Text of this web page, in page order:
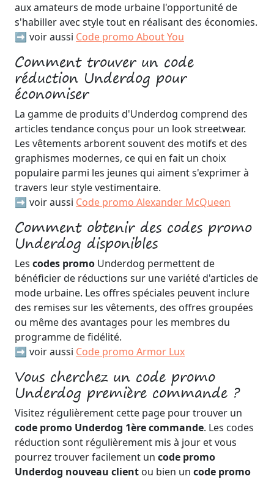
aux amateurs de mode urbaine l'opportunité de
s'habiller avec style tout en réalisant des économies.
➡️ voir aussi Code promo About You
Comment trouver un code
réduction Underdog pour
économiser
La gamme de produits d'Underdog comprend des
articles tendance conçus pour un look streetwear.
Les vêtements arborent souvent des motifs et des
graphismes modernes, ce qui en fait un choix
populaire parmi les jeunes qui aiment s'exprimer à
travers leur style vestimentaire.
➡️ voir aussi Code promo Alexander McQueen
Comment obtenir des codes promo
Underdog disponibles
Les codes promo Underdog permettent de
bénéficier de réductions sur une variété d'articles de
mode urbaine. Les offres spéciales peuvent inclure
des remises sur les vêtements, des offres groupées
ou même des avantages pour les membres du
programme de fidélité.
➡️ voir aussi Code promo Armor Lux
Vous cherchez un code promo
Underdog première commande ?
Visitez régulièrement cette page pour trouver un
code promo Underdog 1ère commande. Les codes
réduction sont régulièrement mis à jour et vous
pourrez trouver facilement un code promo
Underdog nouveau client ou bien un code promo